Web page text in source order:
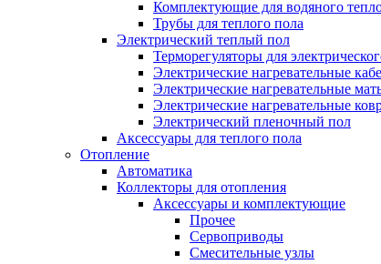
Комплектующие для водяного
Трубы для теплого пола
Электрический теплый пол
Терморегуляторы для
Электрические нагревательные
Электрические нагревательные
Электрические нагревательные
Электрический пленочный пол
Аксессуары для теплого пола
Отопление
Автоматика
Коллекторы для отопления
Аксессуары и комплектующие
Прочее
Сервоприводы
Смесительные узлы